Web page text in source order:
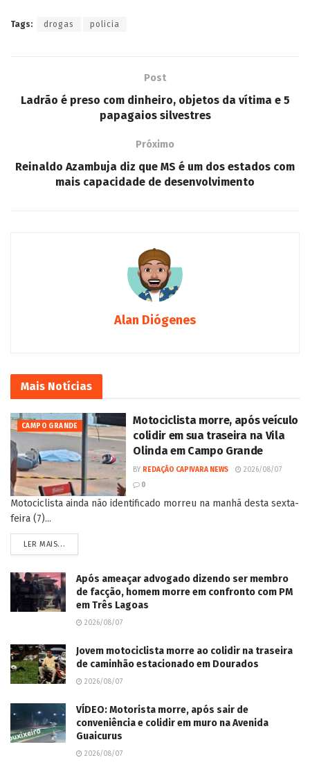
Tags: drogas policia
Post
Ladrão é preso com dinheiro, objetos da vítima e 5
papagaios silvestres
Próximo
Reinaldo Azambuja diz que MS é um dos estados com
mais capacidade de desenvolvimento
Alan Diógenes
Mais Notícias
CAMPO GRANDE
Motociclista morre, após veículo
colidir em sua traseira na Vila
Olinda em Campo Grande
BY REDAÇÃO CAPIVARA NEWS
2026/08/07
0
Motociclista ainda não identificado morreu na manhã desta sexta-
feira (7)...
LER MAIS...
Após ameaçar advogado dizendo ser membro
de facção, homem morre em confronto com PM
em Três Lagoas
2026/08/07
Jovem motociclista morre ao colidir na traseira
de caminhão estacionado em Dourados
2026/08/07
VÍDEO: Motorista morre, após sair de
conveniência e colidir em muro na Avenida
Guaicurus
2026/08/07